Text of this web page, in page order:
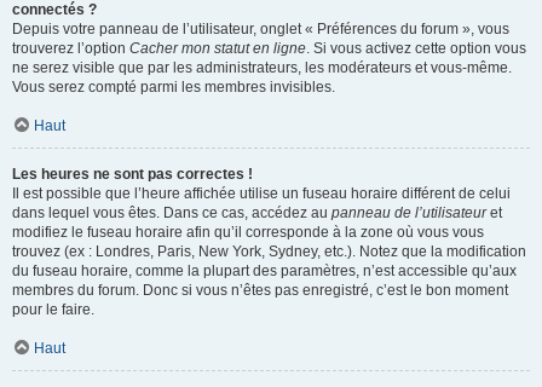
connectés ?
Depuis votre panneau de l’utilisateur, onglet « Préférences du forum », vous
trouverez l’option Cacher mon statut en ligne. Si vous activez cette option vous
ne serez visible que par les administrateurs, les modérateurs et vous-même.
Vous serez compté parmi les membres invisibles.
Haut
Les heures ne sont pas correctes !
Il est possible que l’heure affichée utilise un fuseau horaire différent de celui
dans lequel vous êtes. Dans ce cas, accédez au panneau de l’utilisateuret
modifiez le fuseau horaire afin qu’il corresponde à la zone où vous vous
trouvez (ex : Londres, Paris, New York, Sydney, etc.). Notez que la modification
du fuseau horaire, comme la plupart des paramètres, n’est accessible qu’aux
membres du forum. Donc si vous n’êtes pas enregistré, c’est le bon moment
pour le faire.
Haut